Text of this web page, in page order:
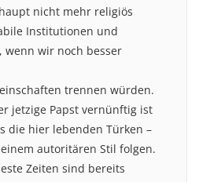
nicht mehr religiös
Institutionen und
wenn wir noch besser
trennen würden.
jetzige Papst vernünftig ist
die hier lebenden Türken –
autoritären Stil folgen.
Zeiten sind bereits